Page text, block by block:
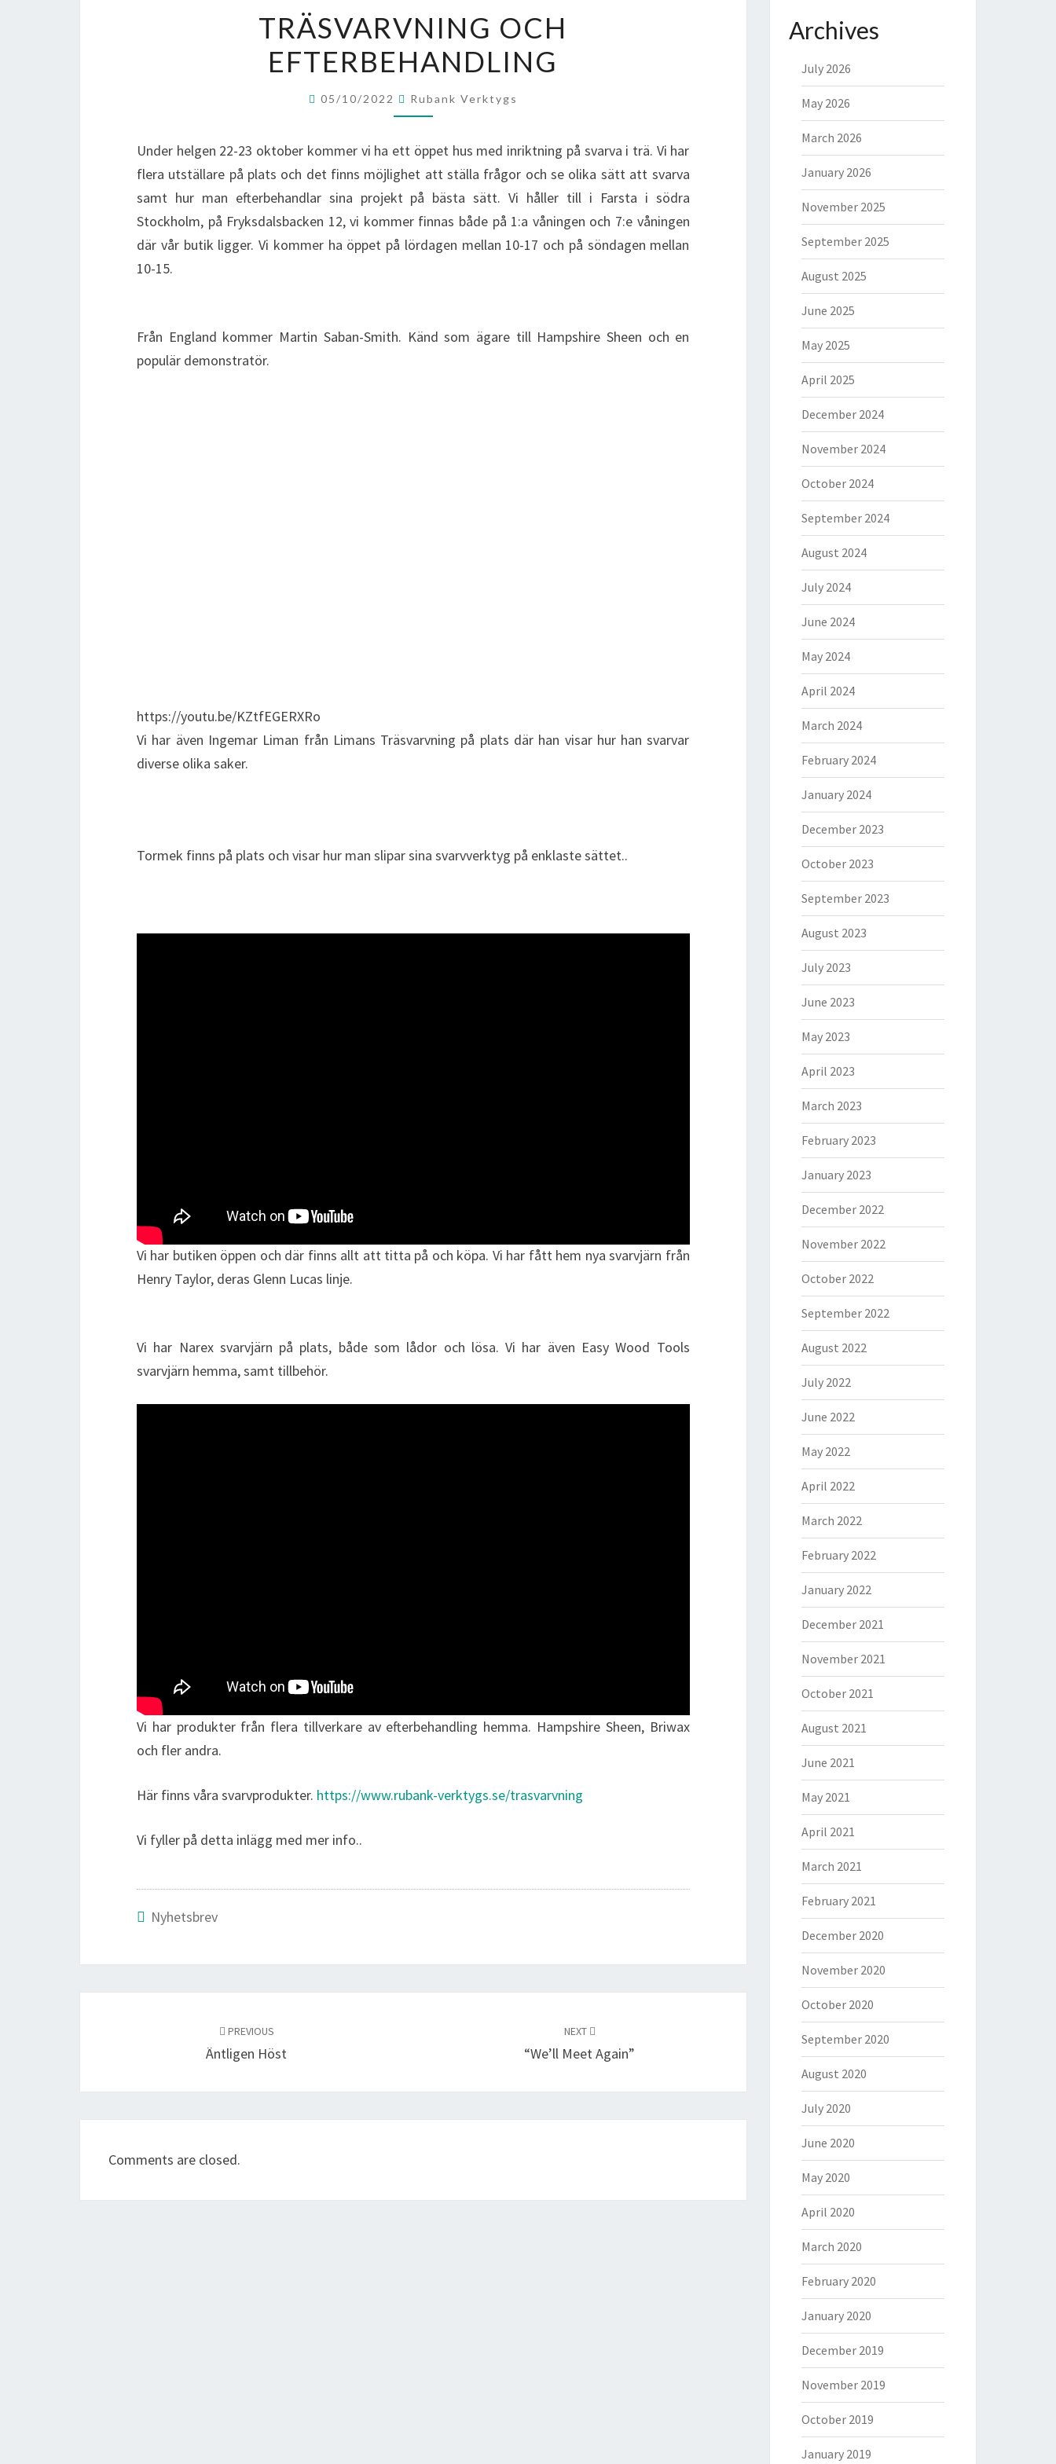
OCH
EFTERBEHANDLING
TRÄSVARVNING OCH
EFTERBEHANDLING
05/10/2022 Rubank Verktygs
Under helgen 22-23 oktober kommer vi ha ett öppet hus med inriktning på svarva i trä. Vi har
flera utställare på plats och det finns möjlighet att ställa frågor och se olika sätt att svarva
samt hur man efterbehandlar sina projekt på bästa sätt. Vi håller till i Farsta i södra
Stockholm, på Fryksdalsbacken 12, vi kommer finnas både på 1:a våningen och 7:e våningen
där vår butik ligger. Vi kommer ha öppet på lördagen mellan 10-17 och på söndagen mellan
10-15.
Från England kommer Martin Saban-Smith. Känd som ägare till Hampshire Sheen och en
populär demonstratör.
https://youtu.be/KZtfEGERXRo
Vi har även Ingemar Liman från Limans Träsvarvning på plats där han visar hur han svarvar
diverse olika saker.
Tormek finns på plats och visar hur man slipar sina svarvverktyg på enklaste sättet..
Vi har butiken öppen och där finns allt att titta på och köpa. Vi har fått hem nya svarvjärn från
Henry Taylor, deras Glenn Lucas linje.
Vi har Narex svarvjärn på plats, både som lådor och lösa. Vi har även Easy Wood Tools
svarvjärn hemma, samt tillbehör.
Vi har produkter från flera tillverkare av efterbehandling hemma. Hampshire Sheen, Briwax
och fler andra.
Här finns våra svarvprodukter. https://www.rubank-verktygs.se/trasvarvning
Vi fyller på detta inlägg med mer info..
Nyhetsbrev
PREVIOUS
Äntligen Höst
NEXT
“We’ll Meet Again”
Comments are closed.
Archives
July 2026
May 2026
March 2026
January 2026
November 2025
September 2025
August 2025
June 2025
May 2025
April 2025
December 2024
November 2024
October 2024
September 2024
August 2024
July 2024
June 2024
May 2024
April 2024
March 2024
February 2024
January 2024
December 2023
October 2023
September 2023
August 2023
July 2023
June 2023
May 2023
April 2023
March 2023
February 2023
January 2023
December 2022
November 2022
October 2022
September 2022
August 2022
July 2022
June 2022
May 2022
April 2022
March 2022
February 2022
January 2022
December 2021
November 2021
October 2021
August 2021
June 2021
May 2021
April 2021
March 2021
February 2021
December 2020
November 2020
October 2020
September 2020
August 2020
July 2020
June 2020
May 2020
April 2020
March 2020
February 2020
January 2020
December 2019
November 2019
October 2019
January 2019